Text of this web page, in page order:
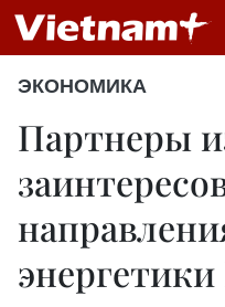
ЭКОНОМИКА
Партнеры